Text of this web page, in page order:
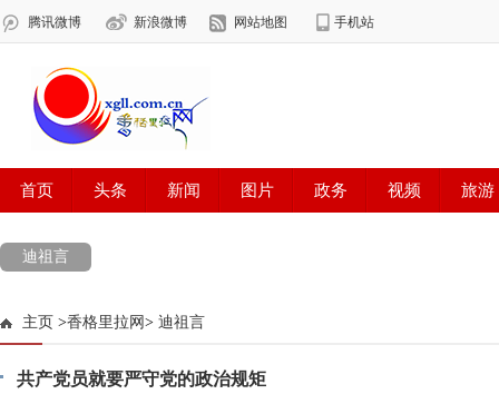
迪祖言
主页 >香格里拉网 > 迪祖言
共产党员就要严守党的政治规矩